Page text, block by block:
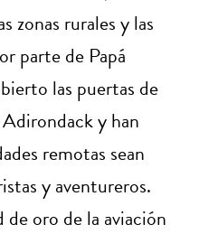
zonas rurales y las
parte de Papá
las puertas de
y han
remotas sean
y aventureros.
de oro de la aviación